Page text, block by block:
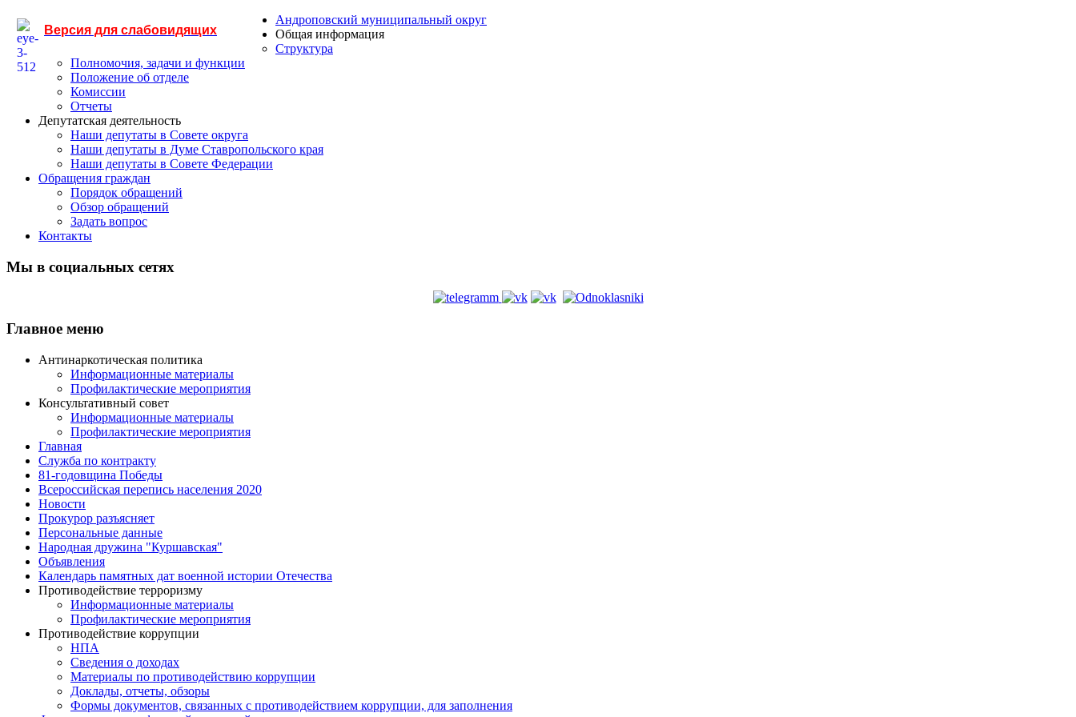
Версия для слабовидящих
Андроповский муниципальный округ
Общая информация
Структура
Полномочия, задачи и функции
Положение об отделе
Комиссии
Отчеты
Депутатская деятельность
Наши депутаты в Совете округа
Наши депутаты в Думе Ставропольского края
Наши депутаты в Совете Федерации
Обращения граждан
Порядок обращений
Обзор обращений
Задать вопрос
Контакты
Мы в социальных сетях
Главное меню
Антинаркотическая политика
Информационные материалы
Профилактические мероприятия
Консультативный совет
Информационные материалы
Профилактические мероприятия
Главная
Служба по контракту
81-годовщина Победы
Всероссийская перепись населения 2020
Новости
Прокурор разъясняет
Персональные данные
Народная дружина "Куршавская"
Объявления
Календарь памятных дат военной истории Отечества
Противодействие терроризму
Информационные материалы
Профилактические мероприятия
Противодействие коррупции
НПА
Сведения о доходах
Материалы по противодействию коррупции
Доклады, отчеты, обзоры
Формы документов, связанных с противодействием коррупции, для заполнения